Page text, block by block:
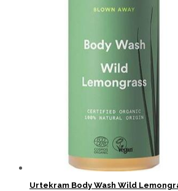
Urtekram Body Wash Wild